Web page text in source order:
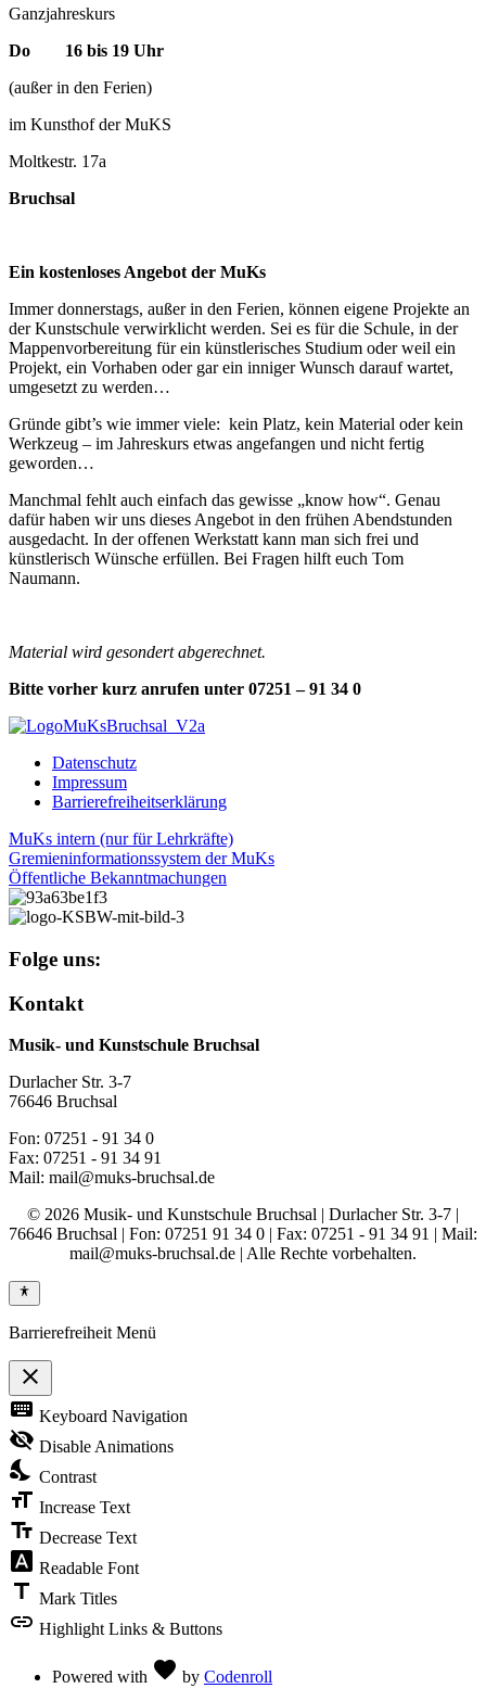
Ganzjahreskurs
Do 16 bis 19 Uhr
(außer in den Ferien)
im Kunsthof der MuKS
Moltkestr. 17a
Bruchsal
Ein kostenloses Angebot der MuKs
Immer donnerstags, außer in den Ferien, können eigene Projekte an
der Kunstschule verwirklicht werden. Sei es für die Schule, in der
Mappenvorbereitung für ein künstlerisches Studium oder weil ein
Projekt, ein Vorhaben oder gar ein inniger Wunsch darauf wartet,
umgesetzt zu werden…
Gründe gibt’s wie immer viele: kein Platz, kein Material oder kein
Werkzeug – im Jahreskurs etwas angefangen und nicht fertig
geworden…
Manchmal fehlt auch einfach das gewisse „know how“. Genau
dafür haben wir uns dieses Angebot in den frühen Abendstunden
ausgedacht. In der offenen Werkstatt kann man sich frei und
künstlerisch Wünsche erfüllen. Bei Fragen hilft euch Tom
Naumann.
Material wird gesondert abgerechnet.
Bitte vorher kurz anrufen unter 07251 – 91 34 0
Datenschutz
Impressum
Barrierefreiheitserklärung
MuKs intern (nur für Lehrkräfte)
Gremieninformationssystem der MuKs
Öffentliche Bekanntmachungen
Folge uns:
Kontakt
Musik- und Kunstschule Bruchsal
Durlacher Str. 3-7
76646 Bruchsal
Fon: 07251 - 91 34 0
Fax: 07251 - 91 34 91
Mail: mail@muks-bruchsal.de
© 2026 Musik- und Kunstschule Bruchsal | Durlacher Str. 3-7 |
76646 Bruchsal | Fon: 07251 91 34 0 | Fax: 07251 - 91 34 91 | Mail:
mail@muks-bruchsal.de | Alle Rechte vorbehalten.
Barrierefreiheit Menü
close
Toggle
the
visibility
of
Accessibility
Toolbar
keyboard Keyboard Navigation
visibility_off Disable Animations
nights_stay Contrast
format_size Increase Text
text_fields Decrease Text
font_download Readable Font
title Mark Titles
link Highlight Links & Buttons
Powered with favorite by Codenroll